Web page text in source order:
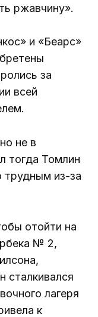
ржавчину».
и «Беарс»
за
всей
не в
тогда Томлин
из-за
отойти на
№ 2,
сталкивался
лагеря
к